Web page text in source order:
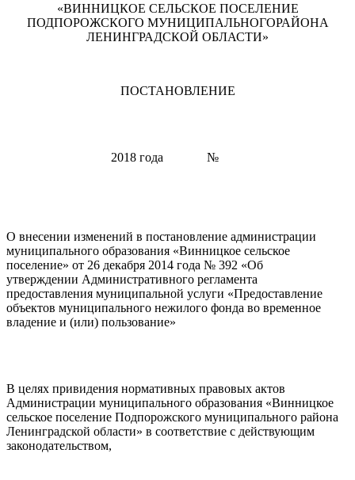
«ВИННИЦКОЕ СЕЛЬСКОЕ ПОСЕЛЕНИЕ
ПОДПОРОЖСКОГО МУНИЦИПАЛЬНОГОРАЙОНА
ЛЕНИНГРАДСКОЙ ОБЛАСТИ»
ПОСТАНОВЛЕНИЕ
2018 года №
О внесении изменений в постановление администрации
муниципального образования «Винницкое сельское
поселение» от 26 декабря 2014 года № 392 «Об
утверждении Административного регламента
предоставления муниципальной услуги «Предоставление
объектов муниципального нежилого фонда во временное
владение и (или) пользование»
В целях привидения нормативных правовых актов
Администрации муниципального образования «Винницкое
сельское поселение Подпорожского муниципального района
Ленинградской области» в соответствие с действующим
законодательством,